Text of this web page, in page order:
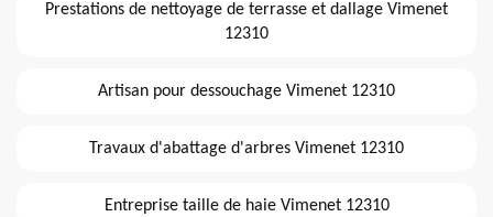
Prestations de nettoyage de terrasse et dallage Vimenet
12310
Artisan pour dessouchage Vimenet 12310
Travaux d'abattage d'arbres Vimenet 12310
Entreprise taille de haie Vimenet 12310